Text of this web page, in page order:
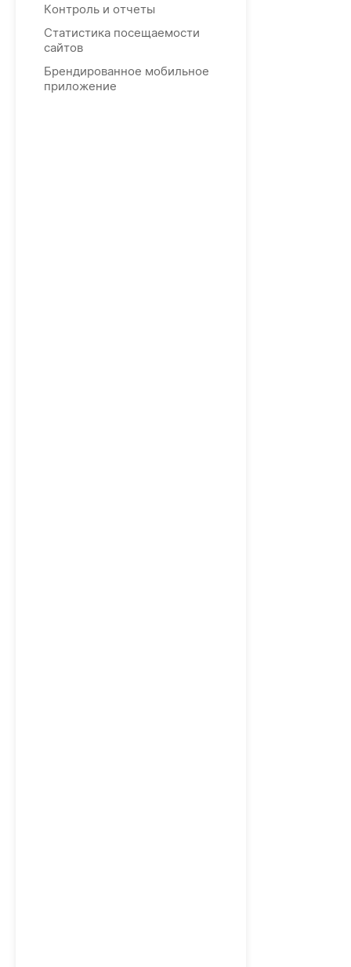
Контроль и отчеты
Статистика посещаемости
сайтов
Брендированное мобильное
приложение